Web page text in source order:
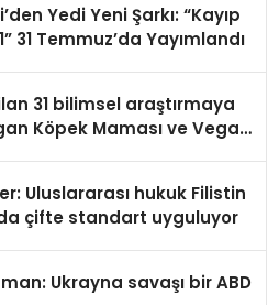
Yedi Yeni Şarkı: “Kayıp
31 Temmuz’da Yayımlandı
31 bilimsel araştırmaya
Köpek Maması ve Vegan
Uluslararası hukuk Filistin
çifte standart uyguluyor
Ukrayna savaşı bir ABD